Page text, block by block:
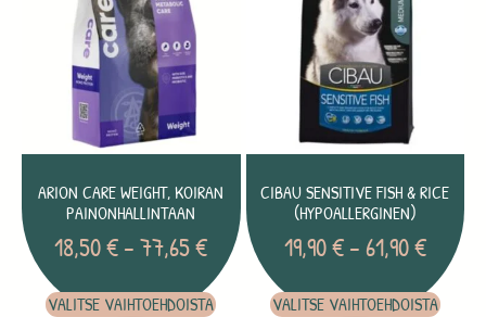
ARION CARE WEIGHT, KOIRAN
PAINONHALLINTAAN
18,50€– 77,65€
VALITSE VAIHTOEHDOISTA
CIBAU SENSITIVE FISH & RICE
(HYPOALLERGINEN)
19,90€ –61,90€
VALITSE VAIHTOEHDOISTA